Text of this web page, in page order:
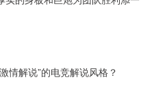
情解说”的电竞解说风格？